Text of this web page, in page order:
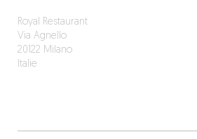
Royal Restaurant
Via Agnello
20122 Milano
Italie